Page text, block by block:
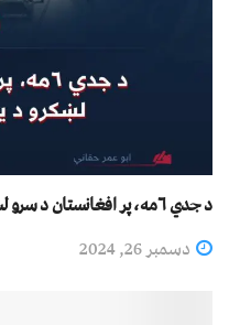
د جدي ۶مه، پر افغانستان د سرو لښکرو د یرغل توره ورځ
دسمبر 26, 2024